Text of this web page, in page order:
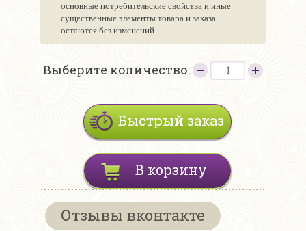
основные потребительские свойства и иные
существенные элементы товара и заказа
остаются без изменений.
Выберите количество:
Быстрый заказ
В корзину
Отзывы вконтакте